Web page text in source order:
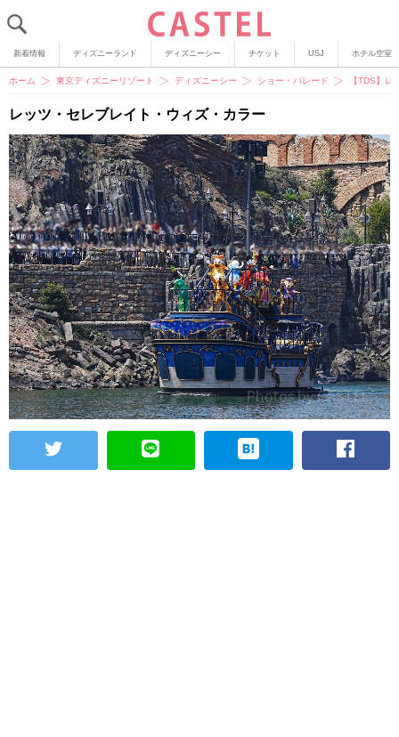
新着情報 ディズニーランド ディズニーシー チケット USJ ホテル空室
ホーム 東京ディズニーリゾート ディズニーシー ショー・パレード 【TDS】
レッツ・セレブレイト・ウィズ・カラー